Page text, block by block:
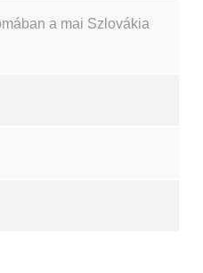
a mai Szlovákia